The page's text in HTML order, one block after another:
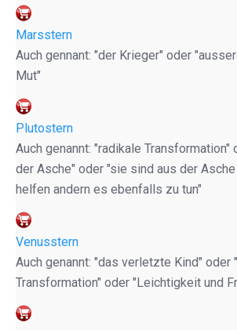
Marsstern
Auch gennant: "der Krieger" oder
Mut"
Plutostern
Auch genannt: "radikale Transformation"
der Asche" oder "sie sind aus der
helfen andern es ebenfalls zu tun"
Venusstern
Auch genannt: "das verletzte Kind" oder
Transformation" oder "Leichtigkeit und